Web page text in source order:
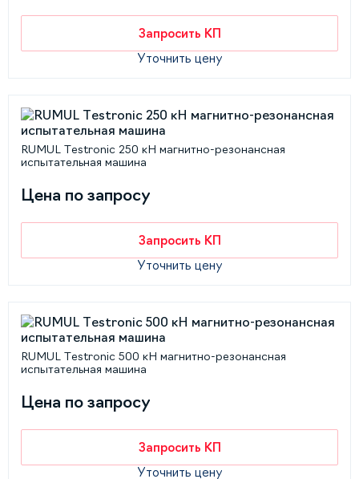
Запросить КП
Уточнить цену
RUMUL Testronic 250 кН магнитно-резонансная
испытательная машина
Цена по запросу
Запросить КП
Уточнить цену
RUMUL Testronic 500 кН магнитно-резонансная
испытательная машина
Цена по запросу
Запросить КП
Уточнить цену